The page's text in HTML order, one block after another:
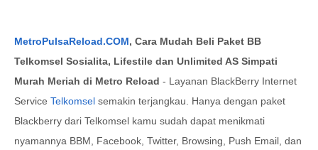
MetroPulsaReload.COM, Cara Mudah Beli Paket BB
Telkomsel Sosialita, Lifestile dan Unlimited AS Simpati
Murah Meriah di Metro Reload - Layanan BlackBerry Internet
Service Telkomsel semakin terjangkau. Hanya dengan paket
Blackberry dari Telkomsel kamu sudah dapat menikmati
nyamannya BBM, Facebook, Twitter, Browsing, Push Email, dan